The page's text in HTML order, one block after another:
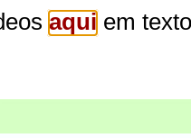
aquiem